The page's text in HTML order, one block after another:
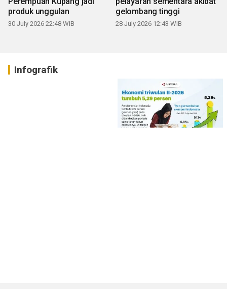
produk unggulan
30 July 2026 22:48 WIB
gelombang tinggi
28 July 2026 12:43 WIB
Infografik